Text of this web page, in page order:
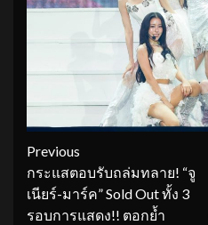
Continue
Reading
Previous
กระแสตอบรับถล่มทลาย! “จู
เนียร์-มาร์ค” Sold Out ทั้ง 3
รอบการแสดง!! ตอกย้ำ